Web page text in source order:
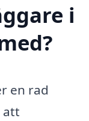
i
en rad
att